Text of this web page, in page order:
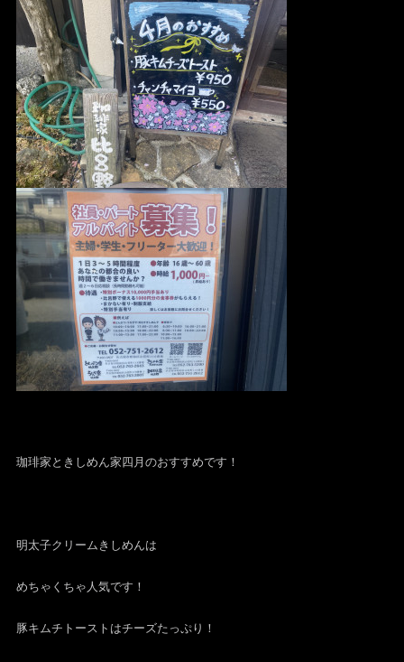
珈琲家ときしめん家四月のおすすめです！
明太子クリームきしめんは
めちゃくちゃ人気です！
豚キムチトーストはチーズたっぷり！